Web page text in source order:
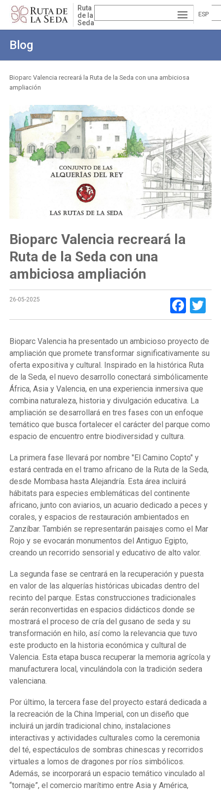
Pasar
contenido
Ruta
de la
Seda
ESP
Blog
Sobrescribir
enlaces
de
ayuda
a
la
navegación
Bioparc Valencia recreará la Ruta de la Seda con una ambiciosa
ampliación
Bioparc Valencia recreará la
Ruta de la Seda con una
ambiciosa ampliación
26-05-2025
Bioparc Valencia ha presentado un ambicioso proyecto de
ampliación que promete transformar significativamente su
oferta expositiva y cultural. Inspirado en la histórica Ruta
de la Seda, el nuevo desarrollo conectará simbólicamente
África, Asia y Valencia, en una experiencia inmersiva que
combina naturaleza, historia y divulgación educativa. La
ampliación se desarrollará en tres fases con un enfoque
temático que busca fortalecer el carácter del parque como
espacio de encuentro entre biodiversidad y cultura.
La primera fase llevará por nombre "El Camino Copto" y
estará centrada en el tramo africano de la Ruta de la Seda,
desde Mombasa hasta Alejandría. Esta área incluirá
hábitats para especies emblemáticas del continente
africano, junto con aviarios, un acuario dedicado a peces y
corales, y espacios de restauración ambientados en
Zanzíbar. También se representarán paisajes como el Mar
Rojo y se evocarán monumentos del Antiguo Egipto,
creando un recorrido sensorial y educativo de alto valor.
La segunda fase se centrará en la recuperación y puesta
en valor de las alquerías históricas ubicadas dentro del
recinto del parque. Estas construcciones tradicionales
serán reconvertidas en espacios didácticos donde se
mostrará el proceso de cría del gusano de seda y su
transformación en hilo, así como la relevancia que tuvo
este producto en la historia económica y cultural de
Valencia. Esta etapa busca recuperar la memoria agrícola y
manufacturera local, vinculándola con la tradición sedera
valenciana.
Por último, la tercera fase del proyecto estará dedicada a
la recreación de la China Imperial, con un diseño que
incluirá un jardín tradicional chino, instalaciones
interactivas y actividades culturales como la ceremonia
del té, espectáculos de sombras chinescas y recorridos
virtuales a lomos de dragones por ríos simbólicos.
Además, se incorporará un espacio temático vinculado al
“tornaje”, el comercio marítimo entre Asia y América,